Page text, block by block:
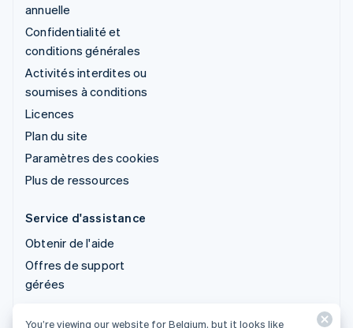
annuelle
Confidentialité et
conditions générales
Activités interdites ou
soumises à conditions
Licences
Plan du site
Paramètres des cookies
Plus de ressources
Service d'assistance
Obtenir de l'aide
Offres de support
gérées
You’re viewing our website for Belgium, but it looks like